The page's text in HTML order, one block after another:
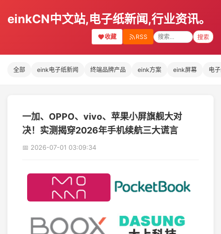
einkCN中文站,电子纸新闻,行业资讯。
收藏 RSS 搜索
全部 eink电子纸新闻 终端品牌产品 eink方案 eink屏幕 电
一加、OPPO、vivo、苹果小屏旗舰大对
决！实测揭穿2026年手机续航三大谎言
📅 2026-07-01 03:09:34